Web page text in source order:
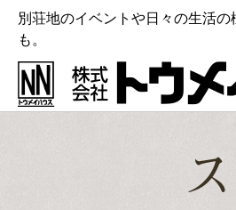
別荘地のイベントや日々の生活
も。